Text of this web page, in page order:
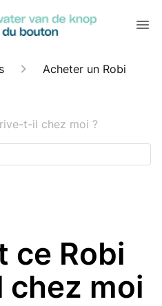
Acheter un Robi
t-il chez moi ?
ce Robi
moi